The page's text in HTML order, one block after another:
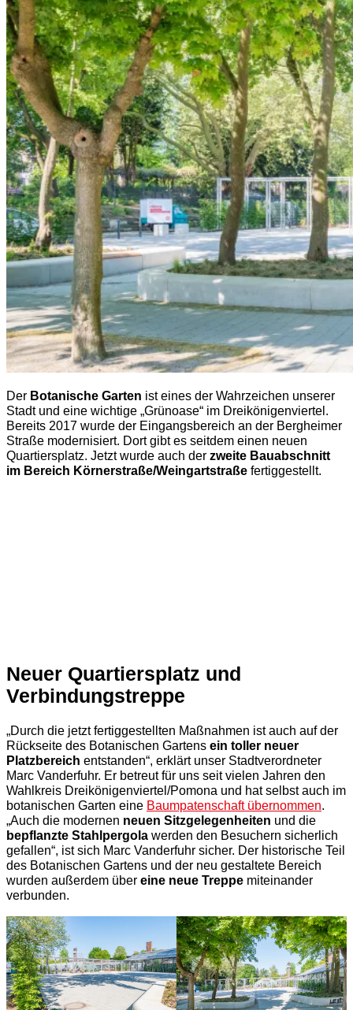
Der Botanische Garten ist eines der Wahrzeichen unserer
Stadt und eine wichtige „Grünoase“ im Dreikönigenviertel.
Bereits 2017 wurde der Eingangsbereich an der Bergheimer
Straße modernisiert. Dort gibt es seitdem einen neuen
Quartiersplatz. Jetzt wurde auch der zweite Bauabschnitt
im Bereich Körnerstraße/Weingartstraße fertiggestellt.
Neuer Quartiersplatz und
Verbindungstreppe
„Durch die jetzt fertiggestellten Maßnahmen ist auch auf der
Rückseite des Botanischen Gartens ein toller neuer
Platzbereich entstanden“, erklärt unser Stadtverordneter
Marc Vanderfuhr. Er betreut für uns seit vielen Jahren den
Wahlkreis Dreikönigenviertel/Pomona und hat selbst auch im
botanischen Garten eine Baumpatenschaft übernommen.
„Auch die modernen neuen Sitzgelegenheiten und die
bepflanzte Stahlpergola werden den Besuchern sicherlich
gefallen“, ist sich Marc Vanderfuhr sicher. Der historische Teil
des Botanischen Gartens und der neu gestaltete Bereich
wurden außerdem über eine neue Treppe miteinander
verbunden.